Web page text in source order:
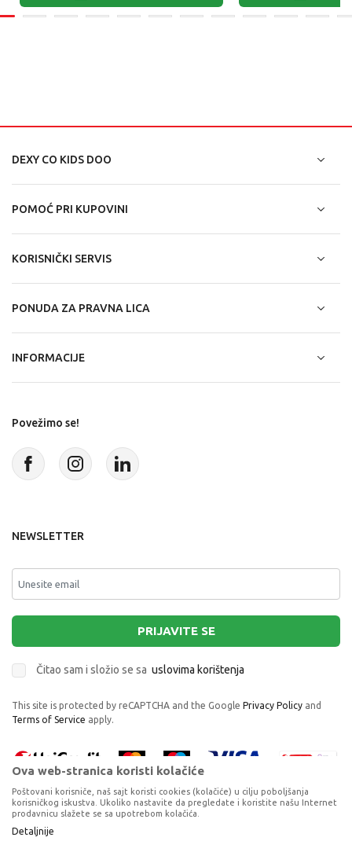
NN DONJI DEO NAVY BLUE MARITIME
DEXY CO KIDS DOO
POMOĆ PRI KUPOVINI
KORISNIČKI SERVIS
PONUDA ZA PRAVNA LICA
INFORMACIJE
Povežimo se!
NEWSLETTER
PRIJAVITE SE
Čitao sam i složio se sa uslovima korištenja
This site is protected by reCAPTCHA and the Google Privacy Policy and
Terms of Service apply.
Proizvode na sajtu nastojimo da opišemo što je preciznije moguće, ali ne
možemo garantovati da su svi podaci i fotografije, navedeni u okrviru
Ova web-stranica koristi kolačiće
Poštovani korisniče, naš sajt koristi cookies (kolačiće) u cilju poboljšanja
korisničkog iskustva. Ukoliko nastavite da pregledate i koristite našu Internet
prodavnicu slažete se sa upotrebom kolačića.
Detaljnije